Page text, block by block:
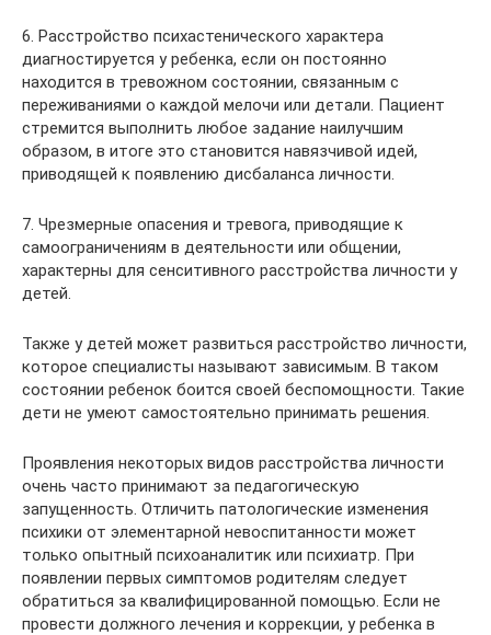
6. Расстройство психастенического характера
диагностируется у ребенка, если он постоянно
находится в тревожном состоянии, связанным с
переживаниями о каждой мелочи или детали. Пациент
стремится выполнить любое задание наилучшим
образом, в итоге это становится навязчивой идей,
приводящей к появлению дисбаланса личности.
7. Чрезмерные опасения и тревога, приводящие к
самоограничениям в деятельности или общении,
характерны для сенситивного расстройства личности у
детей.
Также у детей может развиться расстройство личности,
которое специалисты называют зависимым. В таком
состоянии ребенок боится своей беспомощности. Такие
дети не умеют самостоятельно принимать решения.
Проявления некоторых видов расстройства личности
очень часто принимают за педагогическую
запущенность. Отличить патологические изменения
психики от элементарной невоспитанности может
только опытный психоаналитик или психиатр. При
появлении первых симптомов родителям следует
обратиться за квалифицированной помощью. Если не
провести должного лечения и коррекции, у ребенка в